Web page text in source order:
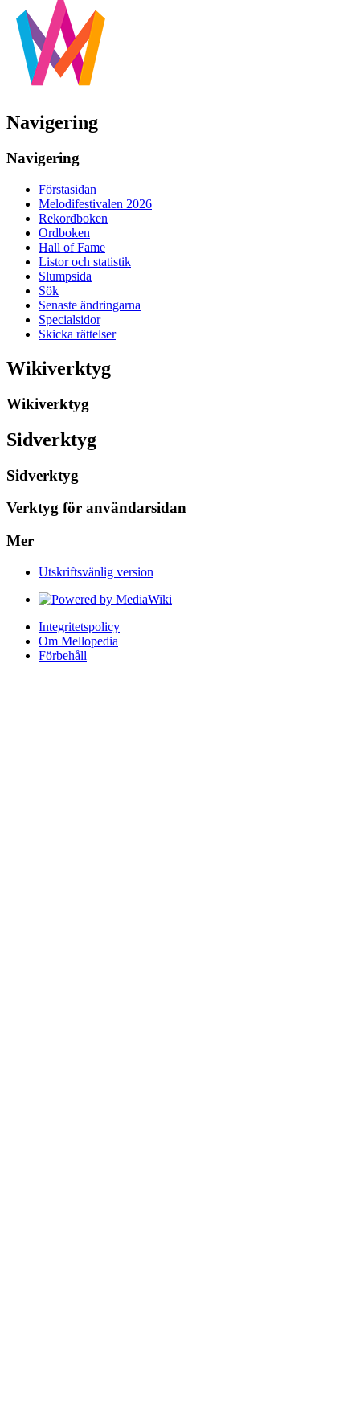
Navigering
Navigering
Förstasidan
Melodifestivalen 2026
Rekordboken
Ordboken
Hall of Fame
Listor och statistik
Slumpsida
Sök
Senaste ändringarna
Specialsidor
Skicka rättelser
Wikiverktyg
Wikiverktyg
Sidverktyg
Sidverktyg
Verktyg för användarsidan
Mer
Utskriftsvänlig version
Integritetspolicy
Om Mellopedia
Förbehåll